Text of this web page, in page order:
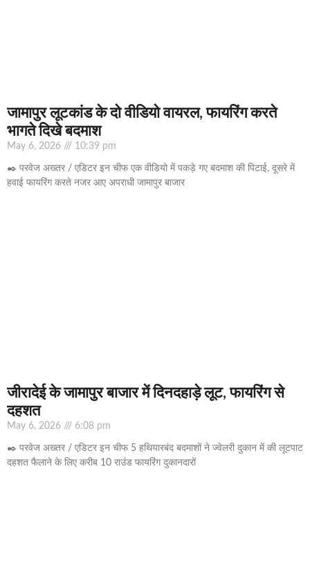
जामापुर लूटकांड के दो वीडियो वायरल, फायरिंग करते
भागते दिखे बदमाश
May 6, 2026 10:39 pm
✒️ परवेज अख्तर / एडिटर इन चीफ एक वीडियो में पकड़े गए बदमाश की पिटाई, दूसरे में
हवाई फायरिंग करते नजर आए अपराधी जामापुर बाजार
जीरादेई के जामापुर बाजार में दिनदहाड़े लूट, फायरिंग से
दहशत
May 6, 2026 6:08 pm
✒️ परवेज अख्तर / एडिटर इन चीफ 5 हथियारबंद बदमाशों ने ज्वेलरी दुकान में की लूटपाट
दहशत फैलाने के लिए करीब 10 राउंड फायरिंग दुकानदारों